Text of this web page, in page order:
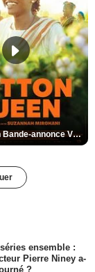
Cotton Queen Bande-annonce VO STFR
ensemble :
Pierre Niney a-